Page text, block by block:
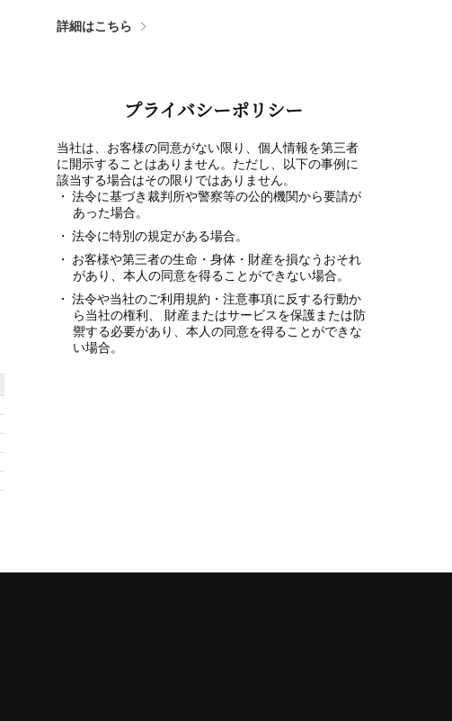
詳細はこちら
プライバシーポリシー
当社は、お客様の同意がない限り、個人情報を第三者
に開示することはありません。ただし、以下の事例に
該当する場合はその限りではありません。
法令に基づき裁判所や警察等の公的機関から要請が
あった場合。
法令に特別の規定がある場合。
お客様や第三者の生命・身体・財産を損なうおそれ
があり、本人の同意を得ることができない場合。
法令や当社のご利用規約・注意事項に反する行動か
ら当社の権利、 財産またはサービスを保護または防
禦する必要があり、本人の同意を得ることができな
い場合。